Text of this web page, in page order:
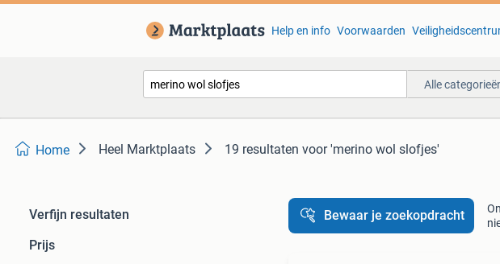
Help en info Voorwaarden
Alle
Home Heel Marktplaats 19 resultaten voor 'merino wol slofjes'
Verfijn resultaten
Prijs
Bewaar je zoekopdracht